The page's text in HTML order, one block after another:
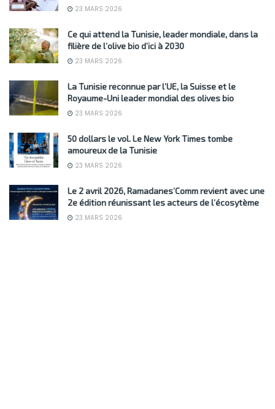
23 MARS 2026
Ce qui attend la Tunisie, leader mondiale, dans la
filière de l’olive bio d’ici à 2030
23 MARS 2026
La Tunisie reconnue par l’UE, la Suisse et le
Royaume-Uni leader mondial des olives bio
23 MARS 2026
50 dollars le vol. Le New York Times tombe
amoureux de la Tunisie
23 MARS 2026
Le 2 avril 2026, Ramadanes’Comm revient avec une
2e édition réunissant les acteurs de l’écosytème
23 MARS 2026